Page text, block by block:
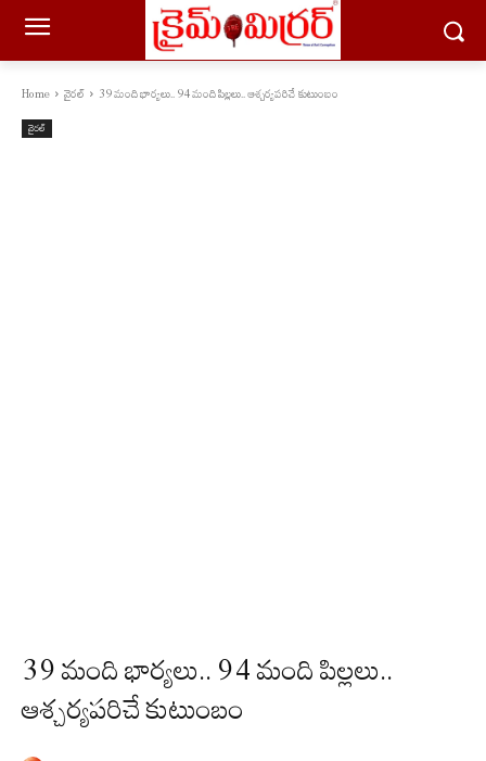
Home వైరల్ 39 మంది భార్యలు.. 94 మంది పిల్లలు.. ఆశ్చర్యపరిచే కుటుంబం
వైరల్
39 మంది భార్యలు.. 94 మంది పిల్లలు..
ఆశ్చర్యపరిచే కుటుంబం